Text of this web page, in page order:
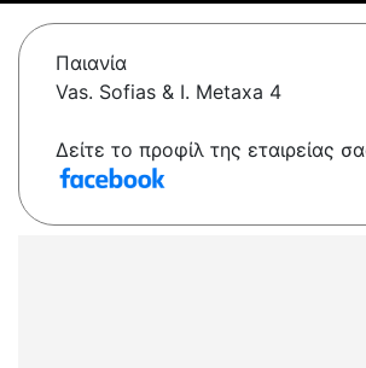
Παιανία
Vas. Sofias & I. Metaxa 4
Δείτε το προφίλ της εταιρείας